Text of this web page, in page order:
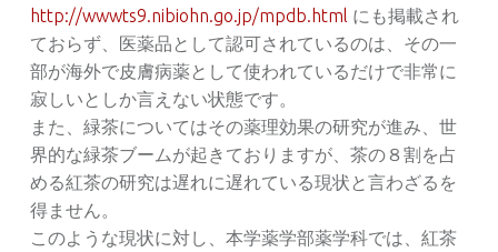
http://wwwts9.nibiohn.go.jp/mpdb.html にも掲載され
ておらず、医薬品として認可されているのは、その一
部が海外で皮膚病薬として使われているだけで非常に
寂しいとしか言えない状態です。
また、緑茶についてはその薬理効果の研究が進み、世
界的な緑茶ブームが起きておりますが、茶の８割を占
める紅茶の研究は遅れに遅れている現状と言わざるを
得ません。
このような現状に対し、本学薬学部薬学科では、紅茶